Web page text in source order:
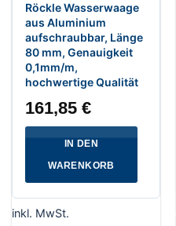
Röckle Wasserwaage
aus Aluminium
aufschraubbar, Länge
80 mm, Genauigkeit
0,1mm/m,
hochwertige Qualität
161,85€
IN DEN
WARENKORB
inkl. MwSt.